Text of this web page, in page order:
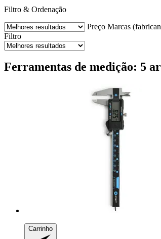
Filtro & Ordenação
Preço Marcas
Filtro
Ferramentas de medição: 5
Carrinho